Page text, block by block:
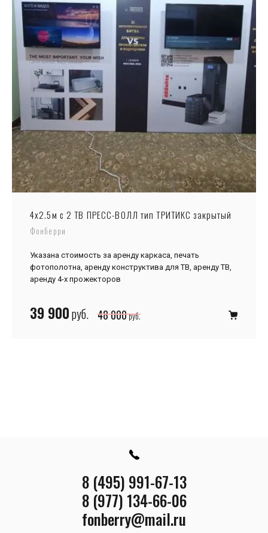
4х2.5м с 2 ТВ ПРЕСС-ВОЛЛ тип ТРИТИКС закрытый
Фонберри
Указана стоимость за аренду каркаса, печать
фотополотна, аренду конструктива для ТВ, аренду ТВ,
аренду 4-х прожекторов
39 900руб. 48 000руб.
8 (495) 991-67-13
8 (977) 134-66-06
fonberry@mail.ru